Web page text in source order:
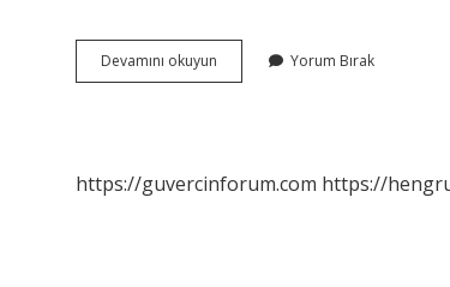
Devamını okuyun
Hastalığı
Yorum Bırak
https://guvercinforum.com https://